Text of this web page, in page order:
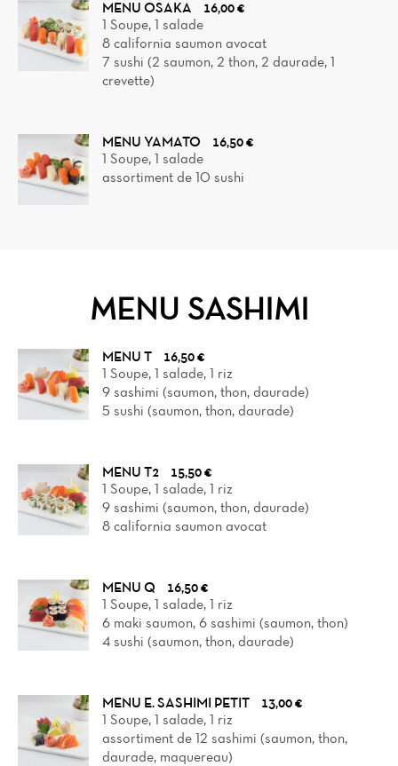
MENU OSAKA
16,00 €
1 Soupe, 1 salade
8 california saumon avocat
7 sushi (2 saumon, 2 thon, 2 daurade, 1
crevette)
MENU YAMATO
16,50 €
1 Soupe, 1 salade
assortiment de 10 sushi
MENU SASHIMI
MENU T
16,50 €
1 Soupe, 1 salade, 1 riz
9 sashimi (saumon, thon, daurade)
5 sushi (saumon, thon, daurade)
MENU T2
15,50 €
1 Soupe, 1 salade, 1 riz
9 sashimi (saumon, thon, daurade)
8 california saumon avocat
MENU Q
16,50 €
1 Soupe, 1 salade, 1 riz
6 maki saumon, 6 sashimi (saumon, thon)
4 sushi (saumon, thon, daurade)
MENU E. SASHIMI PETIT
13,00 €
1 Soupe, 1 salade, 1 riz
assortiment de 12 sashimi (saumon, thon,
daurade, maquereau)